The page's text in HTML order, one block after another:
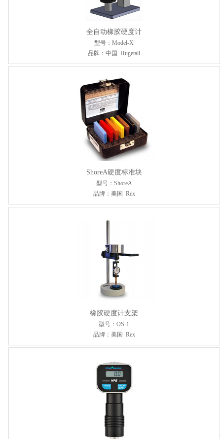
全自动橡胶硬度计
型号：Model-X
品牌：中国 Hugetall
ShoreA硬度标准块
型号：ShoreA
品牌：美国 Rex
橡胶硬度计支架
型号：OS-1
品牌：美国 Rex